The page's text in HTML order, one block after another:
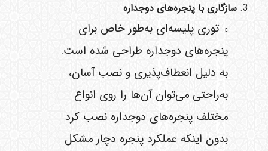
سازگاری با پنجره‌های دوجداره
توری پلیسه‌ای به‌طور خاص برای
پنجره‌های دوجداره طراحی شده است.
به دلیل انعطاف‌پذیری و نصب آسان،
به‌راحتی می‌توان آن‌ها را روی انواع
مختلف پنجره‌های دوجداره نصب کرد
بدون اینکه عملکرد پنجره دچار مشکل